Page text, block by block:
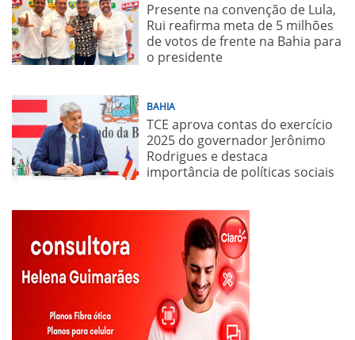
Presente na convenção de Lula,
Rui reafirma meta de 5 milhões
de votos de frente na Bahia para
o presidente
BAHIA
TCE aprova contas do exercício
2025 do governador Jerônimo
Rodrigues e destaca
importância de políticas sociais